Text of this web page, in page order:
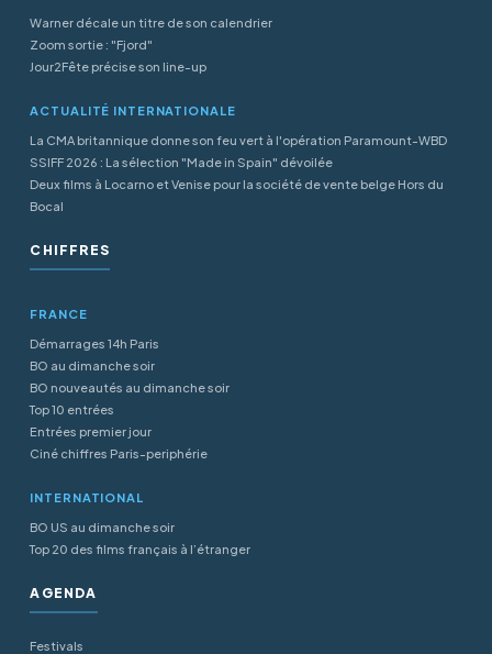
Warner décale un titre de son calendrier
Zoom sortie : "Fjord"
Jour2Fête précise son line-up
ACTUALITÉ INTERNATIONALE
La CMA britannique donne son feu vert à l'opération Paramount-WBD
SSIFF 2026 : La sélection "Made in Spain" dévoilée
Deux films à Locarno et Venise pour la société de vente belge Hors du
Bocal
CHIFFRES
FRANCE
Démarrages 14h Paris
BO au dimanche soir
BO nouveautés au dimanche soir
Top 10 entrées
Entrées premier jour
Ciné chiffres Paris-periphérie
INTERNATIONAL
BO US au dimanche soir
Top 20 des films français à l’étranger
AGENDA
Festivals